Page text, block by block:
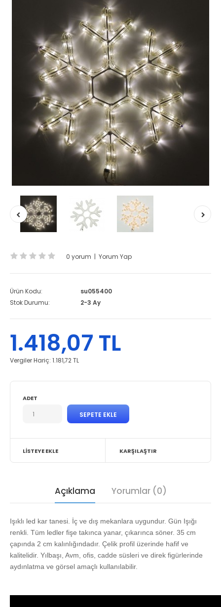
0 yorum | Yorum Yap
Ürün Kodu:
su055400
Stok Durumu:
2-3 Ay
1.418,07 TL
Vergiler Hariç: 1.181,72 TL
ADET
LISTEYE EKLE KARŞILAŞTIR
Açıklama Yorumlar (0)
Işıklı led kar tanesi. İç ve dış mekanlara uygundur. Gün Işığı
renkli. Tüm ledler fişe takınca yanar, çıkarınca söner. 35 cm
çapında 2 cm kalınlığındadır. Çelik profil üzerinde hafif ve
kalitelidir. Yılbaşı, Avm, ofis, cadde süsleri ve direk figürlerinde
aydınlatma ve görsel amaçlı kullanılabilir.